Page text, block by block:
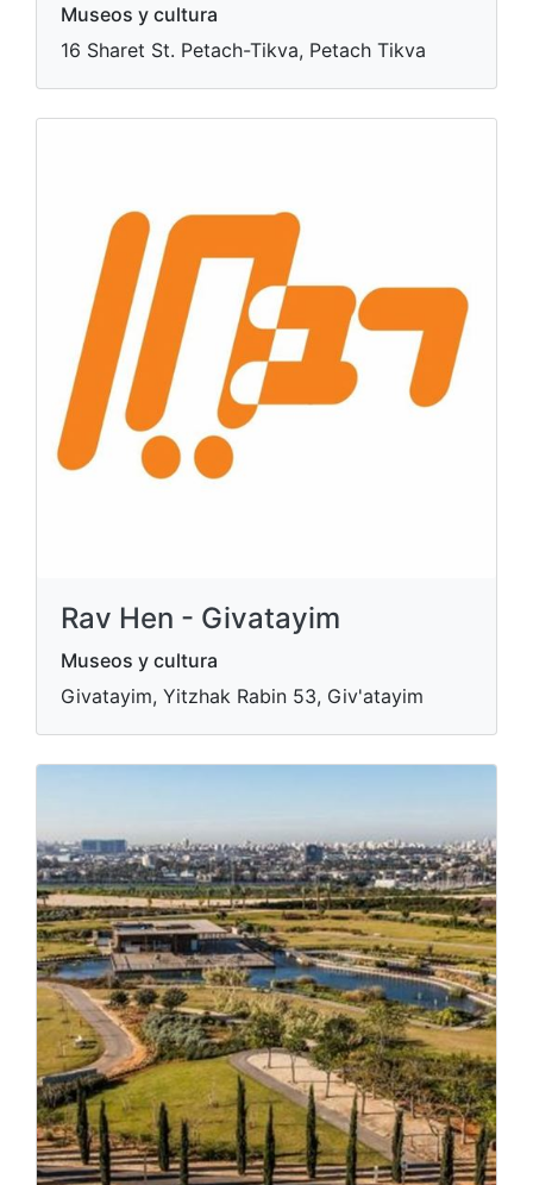
Museos y cultura
16 Sharet St. Petach-Tikva, Petach Tikva
Rav Hen - Givatayim
Museos y cultura
Givatayim, Yitzhak Rabin 53, Giv'atayim